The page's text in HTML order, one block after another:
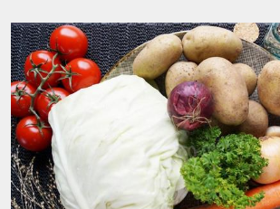
будет
с
ценами
на
мясо,
овощи
фрукты